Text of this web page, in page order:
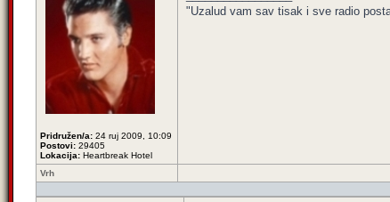
Pridružen/a: 24 ruj 2009, 10:09
Postovi: 29405
Lokacija: Heartbreak Hotel
"Uzalud vam sav tisak i sve radio
Vrh